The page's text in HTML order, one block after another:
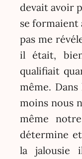
devait avoir
se formaient
pas me
il était,
qualifiait
même.
moins nous
même
détermine
la jalousie